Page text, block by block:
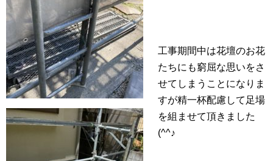
工事期間中は花壇のお花
たちにも窮屈な思いをさ
せてしまうことになりま
すが精一杯配慮して足場
を組ませて頂きました
(^^♪